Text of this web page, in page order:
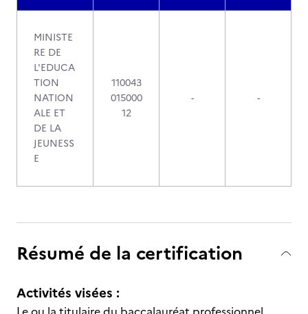
MINISTE
RE DE
L'EDUCA
TION
NATION
ALE ET
DE LA
JEUNESS
E
110043
015000
12
- -
Résumé de la certification
Activités visées :